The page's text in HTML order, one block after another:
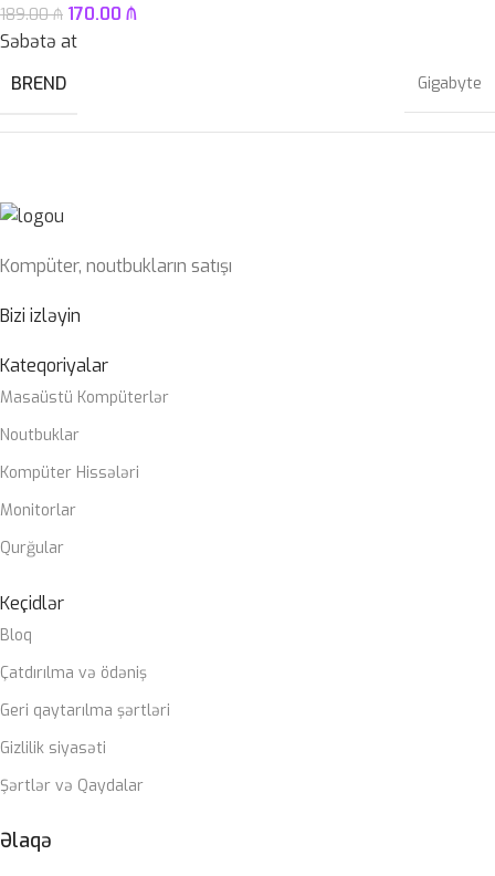
EKRAN
KAMERA ✔
SSD
HDD
189.00₼ 170.00 ₼
Səbətə at
BREND
Gigabyte
PROSESSOR
10cu/11ci nəsil Intel® Core™, Pentium® Gold və
OPERATIV YADDAŞ
ZƏMANƏT MÜDDƏTI
Kompüter, noutbukların satışı
Bizi izləyin
Kateqoriyalar
Masaüstü Kompüterlər
Noutbuklar
Kompüter Hissələri
Monitorlar
Qurğular
Keçidlər
Bloq
Çatdırılma və ödəniş
Geri qaytarılma şərtləri
Gizlilik siyasəti
Şərtlər və Qaydalar
Əlaqə